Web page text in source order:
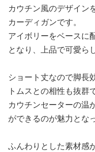
カウチン風のデザイン
カーディガンです。
アイボリーをベースに
となり、上品で可愛ら
ショート丈なので脚長
トムスとの相性も抜群
カウチンセーターの温
ができるのが魅力とな
ふんわりとした素材感